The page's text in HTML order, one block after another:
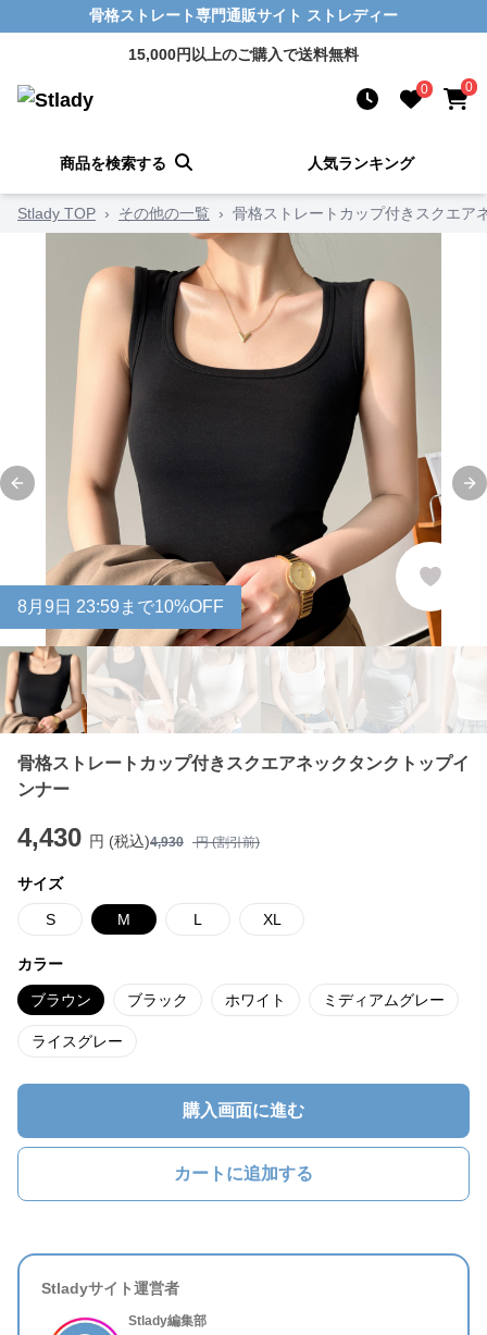
骨格ストレート専門通販サイト ストレディー
15,000円以上のご購入で送料無料
0 0
商品を検索する 人気ランキング
Stlady TOP › その他の一覧 › 骨格ストレートカップ付きスクエア
Previous slide
8月 9 日 23:59まで10%OFF
骨格ストレートカップ付きスクエアネックタンクトップイ
ンナー
4,430 円 (税込)4,930 円 (割引前)
サイズ
S M L XL
カラー
ブラウン ブラック ホワイト ミディアムグレー
ライスグレー
購入画面に進む
カートに追加する
Stladyサイト運営者
Stlady編集部